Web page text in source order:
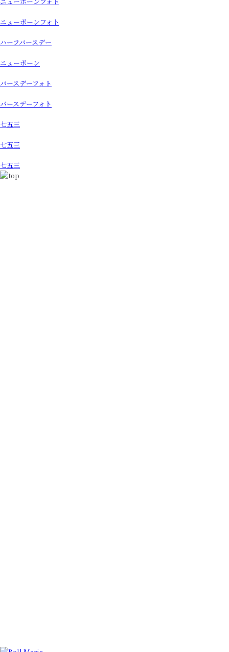
ニューボーンフォト
ハーフバースデー
ニューボーン
バースデーフォト
バースデーフォト
七五三
七五三
七五三